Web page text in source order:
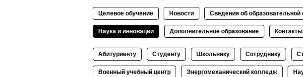
Целевое обучение Новости Сведения об образовательной
Наука и инновации Дополнительное образование Контакты
Абитуриенту Студенту Школьнику Сотруднику
Военный учебный центр Энергомеханический колледж